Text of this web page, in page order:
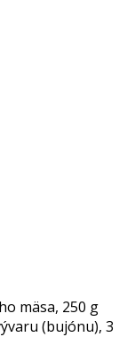
mäsa, 250 g
(bujónu), 3